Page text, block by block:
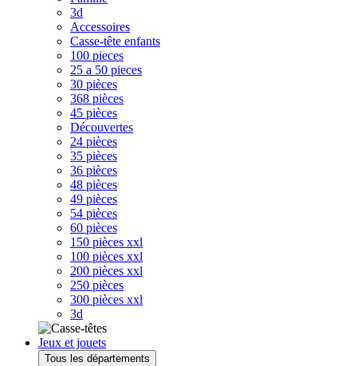
3d
Accessoires
Casse-tête enfants
100 pieces
25 a 50 pieces
30 pièces
368 pièces
45 pièces
Découvertes
24 pièces
35 pièces
36 pièces
48 pièces
49 pièces
54 pièces
60 pièces
150 pièces xxl
100 pièces xxl
200 pièces xxl
250 pièces
300 pièces xxl
3d
Jeux et jouets
Tous les départements